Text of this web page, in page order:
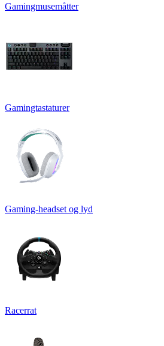
Gamingmusemåtter
Gamingtastaturer
Gaming-headset og lyd
Racerrat